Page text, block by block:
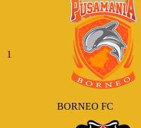
1
BORNEO FC